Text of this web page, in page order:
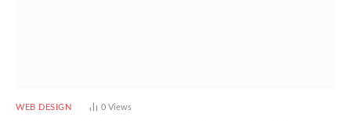
WEB DESIGN 0 Views